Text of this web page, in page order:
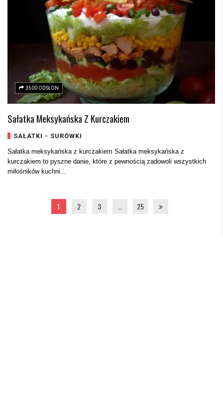
3500 ODSŁON
Sałatka Meksykańska Z Kurczakiem
SAŁATKI - SURÓWKI
Sałatka meksykańska z kurczakiem Sałatka meksykańska z
kurczakiem to pyszne danie, które z pewnością zadowoli wszystkich
miłośników kuchni...
1 2 3 25